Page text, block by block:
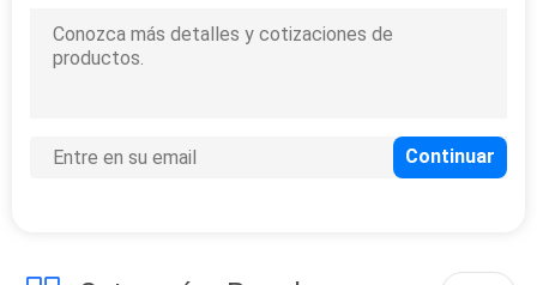
domésticos que